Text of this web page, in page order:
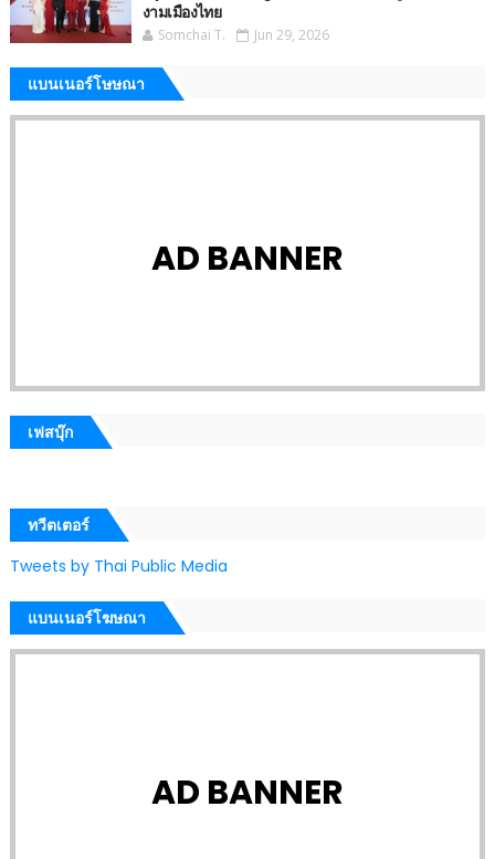
งามเมืองไทย
Somchai T. Jun 29, 2026
แบนเนอร์โษษณา
AD BANNER
เฟสบุ๊ก
ทวีตเตอร์
Tweets by Thai Public Media
แบนเนอร์โฆษณา
AD BANNER